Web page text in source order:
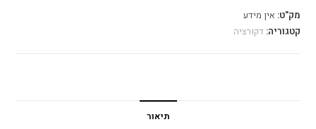
מק"ט: אין מידע
קטגוריה: דקורציה
תיאור